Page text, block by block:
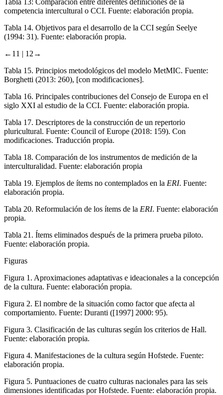
competencia intercultural o CCI. Fuente: elaboración propia.
Tabla 14. Objetivos para el desarrollo de la CCI según Seelye
(1994: 31). Fuente: elaboración propia.
←11 | 12→
Tabla 15. Principios metodológicos del modelo MetMIC. Fuente:
Borghetti (2013: 260), [con modificaciones].
Tabla 16. Principales contribuciones del Consejo de Europa en el
siglo XXI al estudio de la CCI. Fuente: elaboración propia.
Tabla 17. Descriptores de la construcción de un repertorio
pluricultural. Fuente: Council of Europe (2018: 159). Con
modificaciones. Traducción propia.
Tabla 18. Comparación de los instrumentos de medición de la
interculturalidad. Fuente: elaboración propia
Tabla 19. Ejemplos de ítems no contemplados en la ERI. Fuente:
elaboración propia.
Tabla 20. Reformulación de los ítems de la ERI. Fuente: elaboración
propia.
Tabla 21. Ítems eliminados después de la primera prueba piloto.
Fuente: elaboración propia.
Figuras
Figura 1. Aproximaciones adaptativas e ideacionales a la concepción
de la cultura. Fuente: elaboración propia.
Figura 2. El nombre de la situación como factor que afecta al
comportamiento. Fuente: Duranti ([1997] 2000: 95).
Figura 3. Clasificación de las culturas según los criterios de Hall.
Fuente: elaboración propia.
Figura 4. Manifestaciones de la cultura según Hofstede. Fuente:
elaboración propia.
Figura 5. Puntuaciones de cuatro culturas nacionales para las seis
dimensiones identificadas por Hofstede. Fuente: elaboración propia.